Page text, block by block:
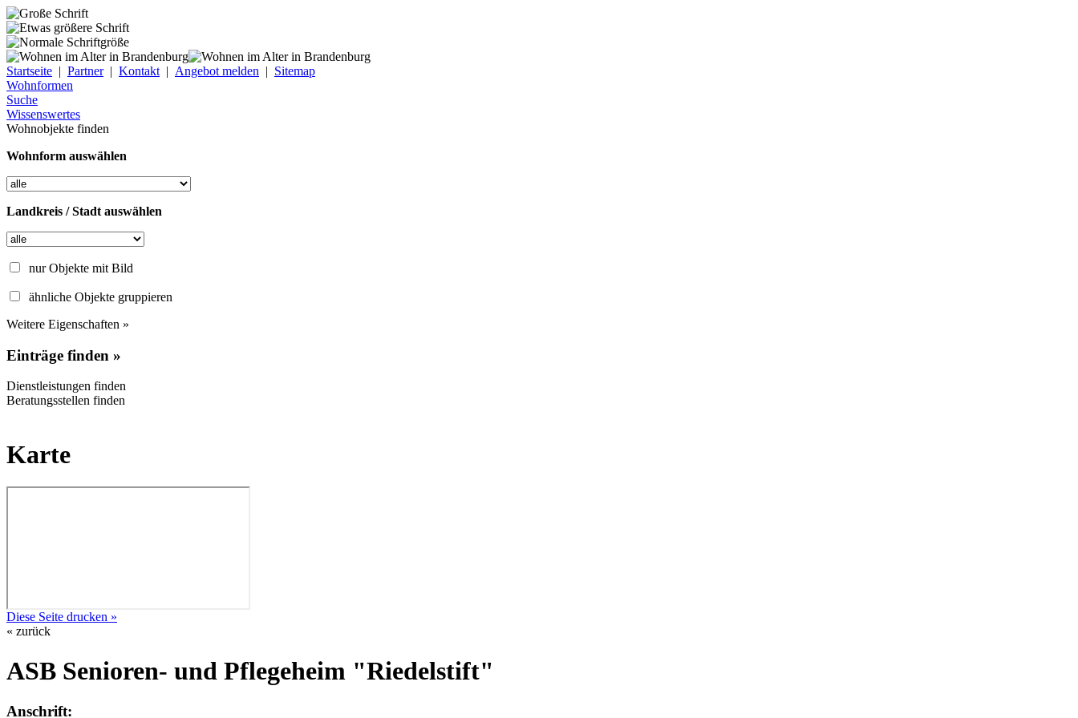
Startseite | Partner| Kontakt | Angebot melden | Sitemap
Wohnformen
Suche
Wissenswertes
Wohnobjekte finden
Wohnform auswählen
Landkreis / Stadt auswählen
nur Objekte mit Bild
ähnliche Objekte gruppieren
Weitere Eigenschaften »
Einträge finden »
Dienstleistungen finden
Beratungsstellen finden
Karte
Diese Seite drucken »
« zurück
ASB Senioren- und Pflegeheim "Riedelstift"
Anschrift: